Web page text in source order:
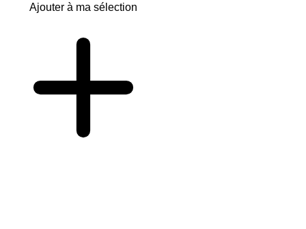
Ajouter à ma sélection